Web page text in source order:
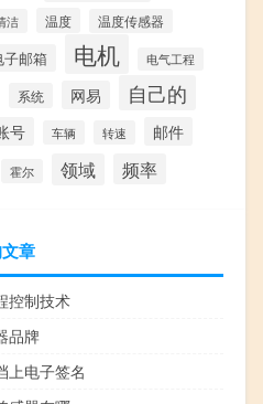
洁 温度 温度传感器
子邮箱 电机 电气工程
系统 网易 自己的
号 车辆 转速 邮件
霍尔 领域 频率
章
控制技术
品牌
上电子签名